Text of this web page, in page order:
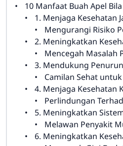
10 Manfaat Buah Apel
1. Menjaga Kesehatan
Mengurangi Risiko
2. Meningkatkan
Mencegah Masalah
3. Mendukung
Camilan Sehat
4. Menjaga Kesehatan
Perlindungan
5. Meningkatkan
Melawan Penyakit
6. Meningkatkan